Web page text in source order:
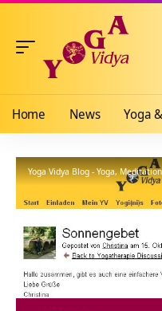
Home News Yoga
Yoga Vidya Blog - Yoga,